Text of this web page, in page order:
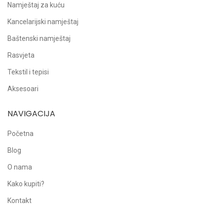
Namještaj za kuću
Kancelarijski namještaj
Baštenski namještaj
Rasvjeta
Tekstil i tepisi
Aksesoari
NAVIGACIJA
Početna
Blog
O nama
Kako kupiti?
Kontakt